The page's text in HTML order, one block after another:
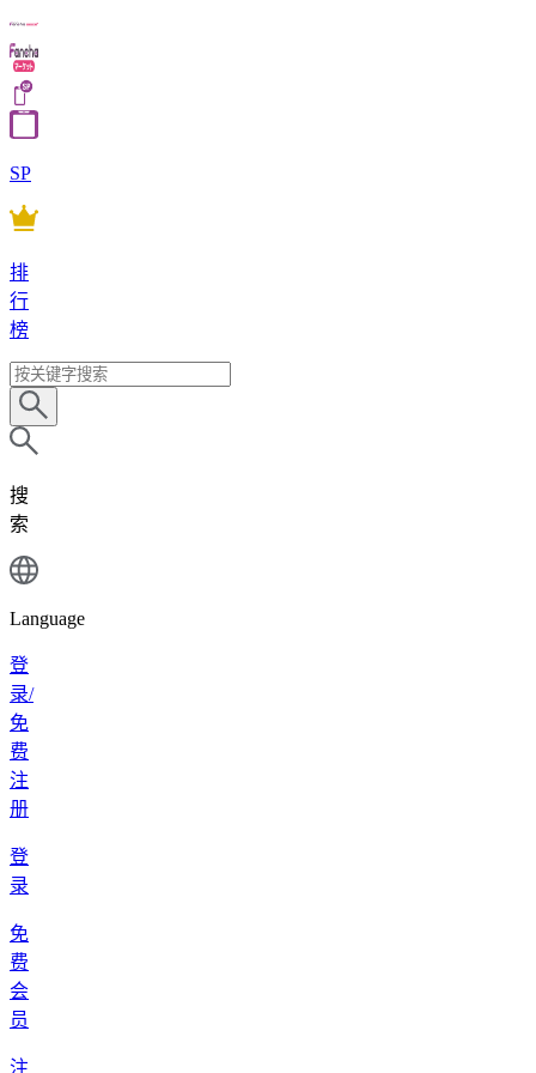
SP
排
行
榜
搜
索
Language
登
录/
免
费
注
册
登
录
免
费
会
员
注